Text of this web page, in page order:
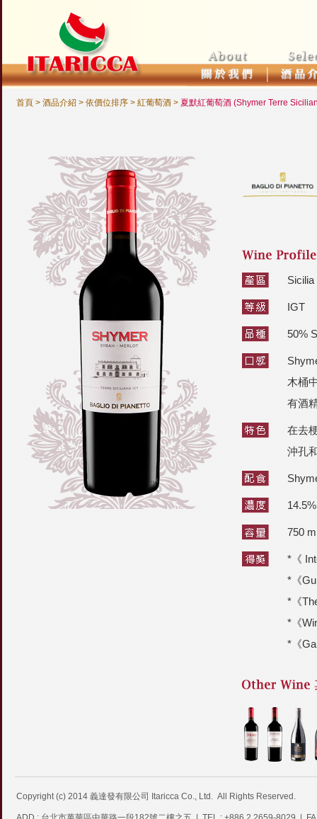
首頁 > 酒品介紹 > 依價位排序 > 紅葡萄酒 > 夏默紅葡萄酒 (Shymer Terre
Sicilia
IGT
50%
木桶
有酒
在去
沖孔
750
*《
*《
*《
*《
*《
Copyright (c) 2014 義達發有限公司 Itaricca Co., Ltd. All Rights Reserved.